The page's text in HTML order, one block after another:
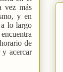
vez más
y en
a lo largo
de
y acercar